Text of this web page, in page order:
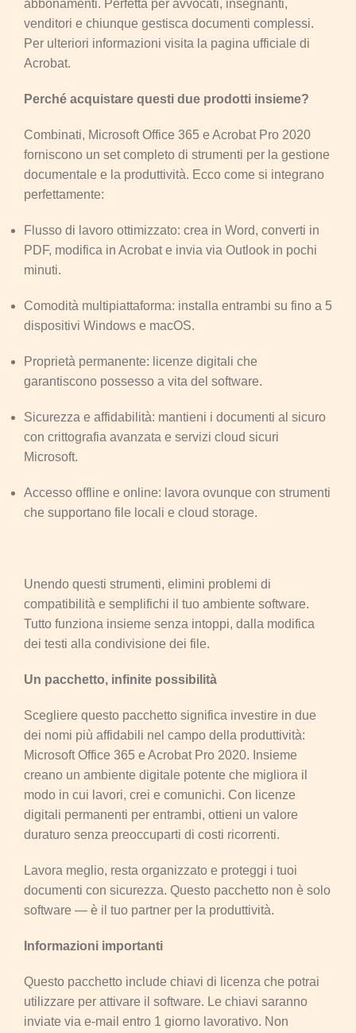
abbonamenti. Perfetta per avvocati, insegnanti,
venditori e chiunque gestisca documenti complessi.
Per ulteriori informazioni visita la pagina ufficiale di
Acrobat.
Perché acquistare questi due prodotti insieme?
Combinati, Microsoft Office 365 e Acrobat Pro 2020
forniscono un set completo di strumenti per la gestione
documentale e la produttività. Ecco come si integrano
perfettamente:
Flusso di lavoro ottimizzato: crea in Word, converti in
PDF, modifica in Acrobat e invia via Outlook in pochi
minuti.
Comodità multipiattaforma: installa entrambi su fino a 5
dispositivi Windows e macOS.
Proprietà permanente: licenze digitali che
garantiscono possesso a vita del software.
Sicurezza e affidabilità: mantieni i documenti al sicuro
con crittografia avanzata e servizi cloud sicuri
Microsoft.
Accesso offline e online: lavora ovunque con strumenti
che supportano file locali e cloud storage.
Unendo questi strumenti, elimini problemi di
compatibilità e semplifichi il tuo ambiente software.
Tutto funziona insieme senza intoppi, dalla modifica
dei testi alla condivisione dei file.
Un pacchetto, infinite possibilità
Scegliere questo pacchetto significa investire in due
dei nomi più affidabili nel campo della produttività:
Microsoft Office 365 e Acrobat Pro 2020. Insieme
creano un ambiente digitale potente che migliora il
modo in cui lavori, crei e comunichi. Con licenze
digitali permanenti per entrambi, ottieni un valore
duraturo senza preoccuparti di costi ricorrenti.
Lavora meglio, resta organizzato e proteggi i tuoi
documenti con sicurezza. Questo pacchetto non è solo
software — è il tuo partner per la produttività.
Informazioni importanti
Questo pacchetto include chiavi di licenza che potrai
utilizzare per attivare il software. Le chiavi saranno
inviate via e-mail entro 1 giorno lavorativo. Non